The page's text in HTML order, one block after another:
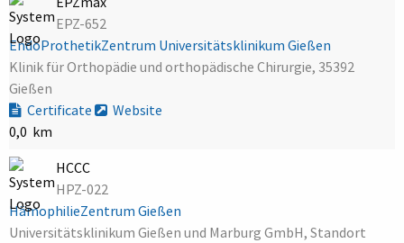
EPZ-652
EndoProthetikZentrum Universitätsklinikum Gießen
Klinik für Orthopädie und orthopädische Chirurgie, 35392
Gießen
Certificate
Website
0,0 km
HCCC
HPZ-022
HämophilieZentrum Gießen
Universitätsklinikum Gießen und Marburg GmbH, Standort